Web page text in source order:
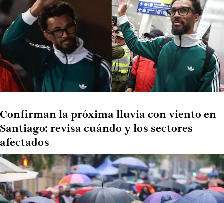
Confirman la próxima lluvia con viento en
Santiago: revisa cuándo y los sectores
afectados